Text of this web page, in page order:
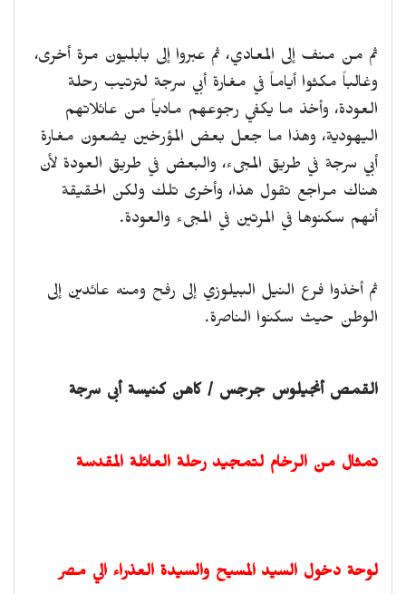
ثم من منف إلى المعادي، ثم عبروا إلى بابليون مرة أخرى،
وغالباً مكثوا أياماً في مغارة أبي سرجة لترتيب رحلة
العودة، وأخذ ما يكفي رجوعهم مادياً من عائلاتهم
اليهودية، وهذا ما جعل بعض المؤرخين يضعون مغارة
أبي سرجة في طريق المجىء، والبعض في طريق العودة لأن
هناك مراجع تقول هذا، وأخرى تلك ولكن الحقيقة
أنهم سكنوها في المرتين في المجىء والعودة.
ثم أخذوا فرع النيل البيلوزي إلى رفح ومنه عائدين إلى
الوطن حيث سكنوا الناصرة.
القمص أنجيلوس جرجس / كاهن كنيسة أبى سرجة
تمثال من الرخام لتمجيد رحلة العائلة المقدسة
لوحة دخول السيد المسيح والسيدة العذراء الي مصر